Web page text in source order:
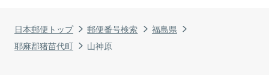
日本郵便トップ 郵便番号検索
福島県
耶麻郡猪苗代町
山神原